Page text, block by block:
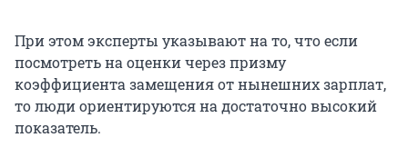
При этом эксперты указывают на то, что если
посмотреть на оценки через призму
коэффициента замещения от нынешних зарплат,
то люди ориентируются на достаточно высокий
показатель.